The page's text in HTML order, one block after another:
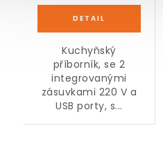
Kuchyňský
příborník, se 2
integrovanými
zásuvkami 220 V a
USB porty, s...